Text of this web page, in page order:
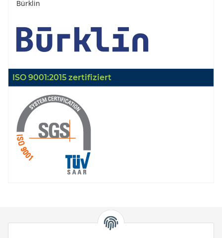
Bürklin
ISO 9001:2015 zertifiziert